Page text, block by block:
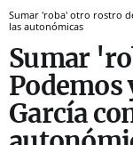
Sumar 'roba' otro rostro
las autonómicas
Sumar
Podemos
García